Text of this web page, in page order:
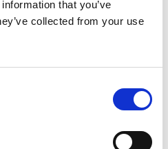
that you’ve
collected from your use
secondo cui il
brilla davvero in